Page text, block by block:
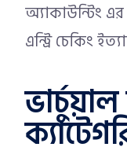
অ্যাকাউন্টিং
এন্ট্রি চেকিং
ভার্চুয়াল